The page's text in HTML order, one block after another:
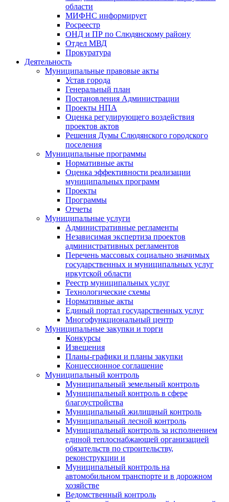
области
МИФНС информирует
Росреестр
ОНД и ПР по Слюдянскому району
Отдел МВД
Прокуратура
Деятельность
Муниципальные правовые акты
Устав города
Генеральный план
Постановления Администрации
Проекты НПА
Оценка регулирующего воздействия
проектов актов
Решения Думы Слюдянского городского
поселения
Муниципальные программы
Нормативные акты
Оценка эффективности реализации
муниципальных программ
Проекты
Программы
Отчеты
Муниципальные услуги
Административные регламенты
Независимая экспертиза проектов
административных регламентов
Перечень массовых социально значимых
государственных и муниципальных услуг
иркутской области
Реестр муниципальных услуг
Технологические схемы
Нормативные акты
Единый портал государственных услуг
Многофункциональный центр
Муниципальные закупки и торги
Конкурсы
Извещения
Планы-графики и планы закупки
Концессионное соглашение
Муниципальный контроль
Муниципальный земельный контроль
Муниципальный контроль в сфере
благоустройства
Муниципальный жилищный контроль
Муниципальный лесной контроль
Муниципальный контроль за исполнением
единой теплоснабжающей организацией
обязательств по строительству,
реконструкции и
Муниципальный контроль на
автомобильном транспорте и в дорожном
хозяйстве
Ведомственный контроль